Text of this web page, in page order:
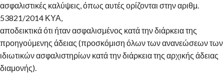
ασφαλιστικές καλύψεις, όπως αυτές ορίζονται στην αριθμ.
53821/2014 ΚΥΑ,
αποδεικτικά ότι ήταν ασφαλισμένος κατά την διάρκεια της
προηγούμενης άδειας (προσκόμιση όλων των ανανεώσεων των
ιδιωτικών ασφαλιστηρίων κατά την διάρκεια της αρχικής άδειας
διαμονής).